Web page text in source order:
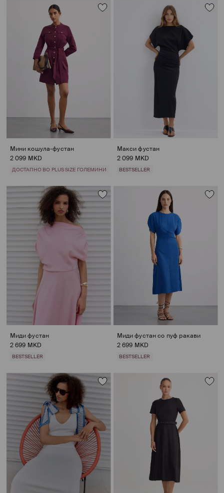
Мини кошула-фустан
2 099 MKD
ДОСТАПНО ВО PLUS SIZE ГОЛЕМИНИ
Макси фустан
2 099 MKD
BESTSELLER
Миди фустан
2 699 MKD
BESTSELLER
Миди фустан со пуф ракави
2 699 MKD
BESTSELLER